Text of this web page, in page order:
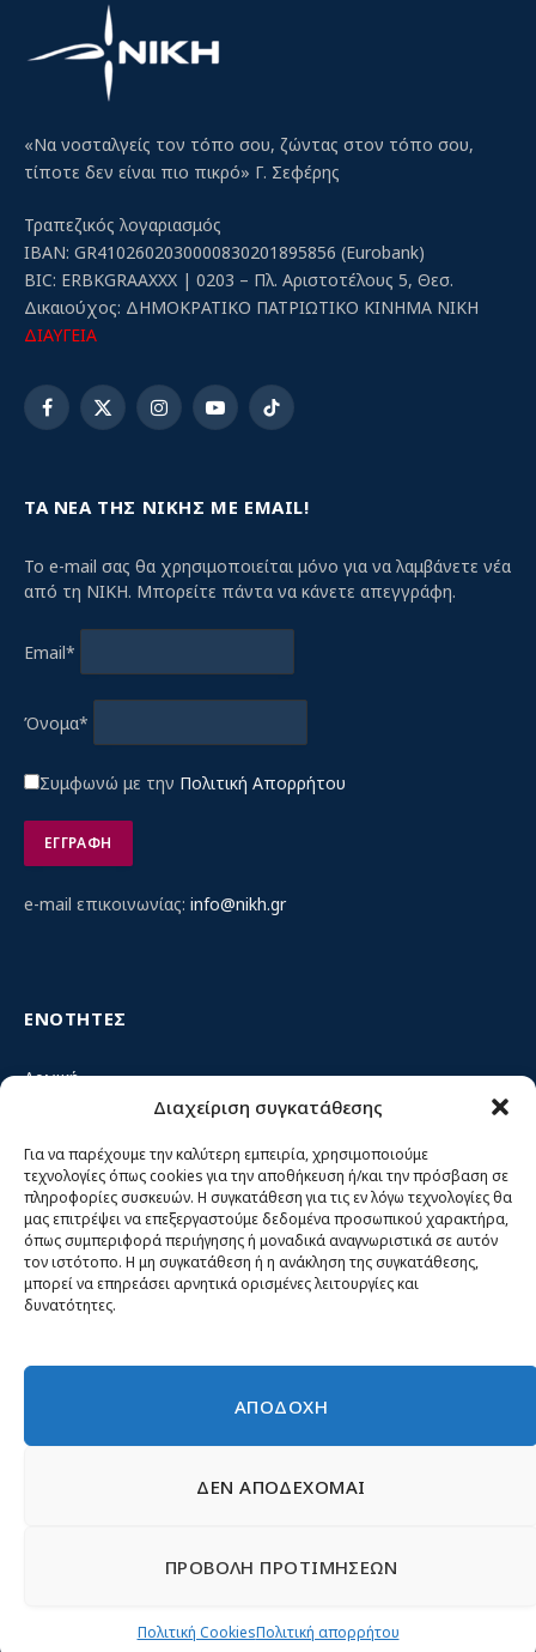
Διαχείριση συγκατάθεσης
Για να παρέχουμε την καλύτερη εμπειρία, χρησιμοποιούμε
τεχνολογίες όπως cookies για την αποθήκευση ή/και την πρόσβαση σε
πληροφορίες συσκευών. Η συγκατάθεση για τις εν λόγω τεχνολογίες θα
μας επιτρέψει να επεξεργαστούμε δεδομένα προσωπικού χαρακτήρα,
όπως συμπεριφορά περιήγησης ή μοναδικά αναγνωριστικά σε αυτόν
τον ιστότοπο. Η μη συγκατάθεση ή η ανάκληση της συγκατάθεσης,
μπορεί να επηρεάσει αρνητικά ορισμένες λειτουργίες και
δυνατότητες.
ΑΠΟΔΟΧΗ
ΔΕΝ ΑΠΟΔΕΧΟΜΑΙ
ΠΡΟΒΟΛΗ ΠΡΟΤΙΜΗΣΕΩΝ
Πολιτική CookiesΠολιτική απορρήτου
«Να νοσταλγείς τον τόπο σου, ζώντας στον τόπο σου,
τίποτε δεν είναι πιο πικρό» Γ. Σεφέρης
Τραπεζικός λογαριασμός
IBAN: GR4102602030000830201895856 (Eurobank)
BIC: ERBKGRAAXXX | 0203 – Πλ. Αριστοτέλους 5, Θεσ.
Δικαιούχος: ΔΗΜΟΚΡΑΤΙΚΟ ΠΑΤΡΙΩΤΙΚΟ ΚΙΝΗΜΑ ΝΙΚΗ
ΔΙΑΥΓΕΙΑ
Facebook
X
InstagramYouTubeTikTok
ΤΑ ΝΕΑ ΤΗΣ ΝΙΚΗΣ ΜΕ EMAIL!
Το e-mail σας θα χρησιμοποιείται μόνο για να λαμβάνετε νέα
από τη ΝΙΚΗ. Μπορείτε πάντα να κάνετε απεγγράφη.
Email*
Όνομα*
Συμφωνώ με την Πολιτική Απορρήτου
e-mail επικοινωνίας: info@nikh.gr
ΕΝΟΤΗΤΕΣ
Αρχική
Κίνημα ΝΙΚΗ – Ποιοι είμαστε, αρχές & δράση
Θέσεις
Πρόσωπα
Όργανα και ομάδες
Βίντεο
Δελτία Τύπου
© 2026 Νίκη
Έντυπα
Εγγραφή μέλους
Γίνε φίλος